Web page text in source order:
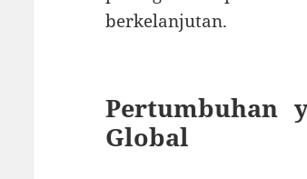
berkelanjutan.
Pertumbuhan
Global